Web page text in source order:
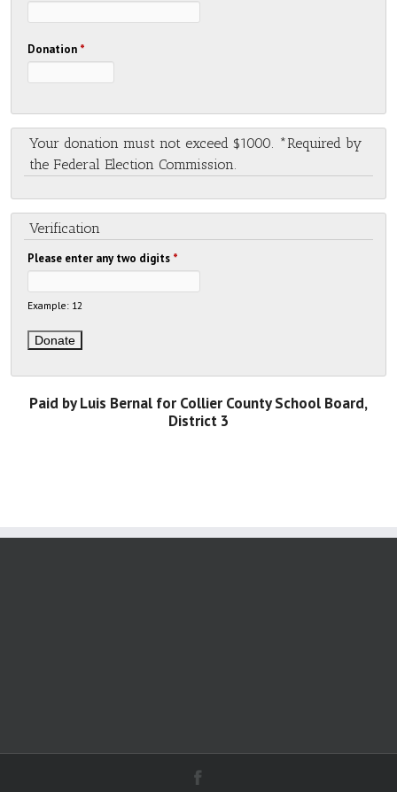
Donation *
Your donation must not exceed $1000. *Required by
the Federal Election Commission.
Verification
Please enter any two digits *
Example: 12
Paid by Luis Bernal for Collier County School Board,
District 3